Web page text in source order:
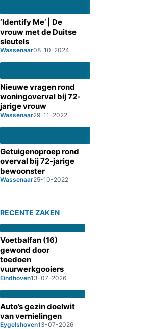
‘Identify Me’ | De
vrouw met de Duitse
sleutels
Wassenaar08-10-2024
Nieuwe vragen rond
woningoverval bij 72-
jarige vrouw
Wassenaar29-11-2022
Getuigenoproep rond
overval bij 72-jarige
bewoonster
Wassenaar25-10-2022
RECENTE ZAKEN
Voetbalfan (16)
gewond door
toedoen
vuurwerkgooiers
Eindhoven13-07-2026
Auto’s gezin doelwit
van vernielingen
Eygelshoven13-07-2026